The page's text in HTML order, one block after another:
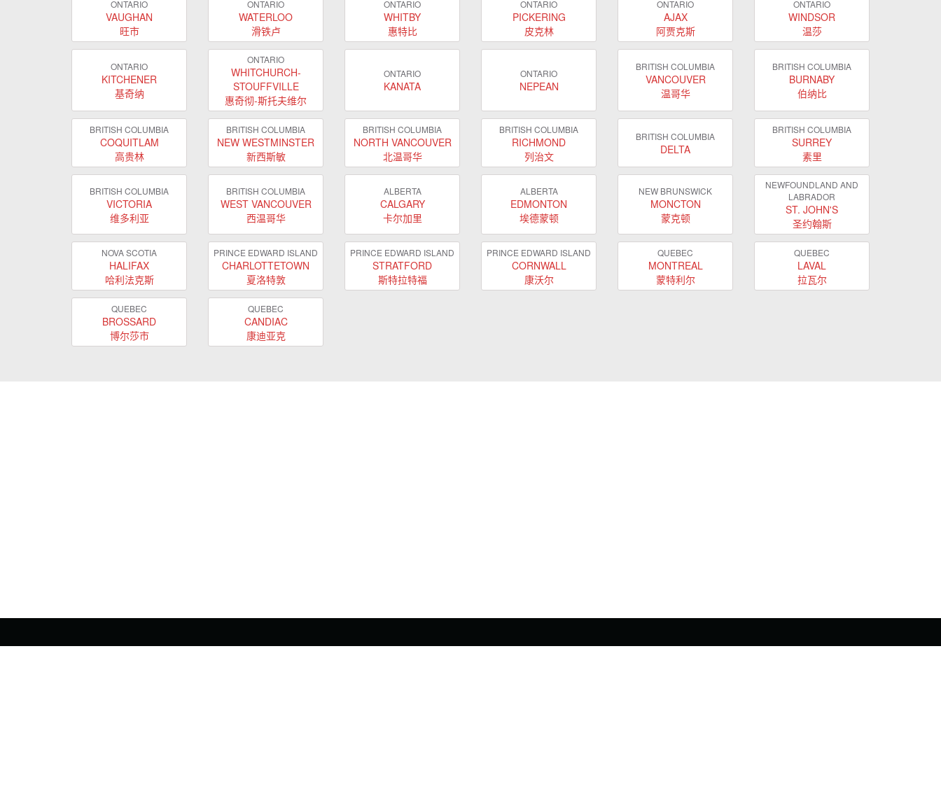
ONTARIO
VAUGHAN
旺市
ONTARIO
WATERLOO
滑铁卢
ONTARIO
WHITBY
惠特比
ONTARIO
PICKERING
皮克林
ONTARIO
AJAX
阿贾克斯
ONTARIO
WINDSOR
温莎
ONTARIO
KITCHENER
基奇纳
ONTARIO
WHITCHURCH-
STOUFFVILLE
惠奇彻-斯托夫维尔
ONTARIO
KANATA
ONTARIO
NEPEAN
BRITISH COLUMBIA
VANCOUVER
温哥华
BRITISH COLUMBIA
BURNABY
伯纳比
BRITISH COLUMBIA
COQUITLAM
高贵林
BRITISH COLUMBIA
NEW WESTMINSTER
新西斯敏
BRITISH COLUMBIA
NORTH VANCOUVER
北温哥华
BRITISH COLUMBIA
RICHMOND
列治文
BRITISH COLUMBIA
DELTA
BRITISH COLUMBIA
SURREY
素里
BRITISH COLUMBIA
VICTORIA
维多利亚
BRITISH COLUMBIA
WEST VANCOUVER
西温哥华
ALBERTA
CALGARY
卡尔加里
ALBERTA
EDMONTON
埃德蒙顿
NEW BRUNSWICK
MONCTON
蒙克顿
NEWFOUNDLAND AND
LABRADOR
ST. JOHN'S
圣约翰斯
NOVA SCOTIA
HALIFAX
哈利法克斯
PRINCE EDWARD ISLAND
CHARLOTTETOWN
夏洛特敦
PRINCE EDWARD ISLAND
STRATFORD
斯特拉特福
PRINCE EDWARD ISLAND
CORNWALL
康沃尔
QUEBEC
MONTREAL
蒙特利尔
QUEBEC
LAVAL
拉瓦尔
QUEBEC
BROSSARD
博尔莎市
QUEBEC
CANDIAC
康迪亚克